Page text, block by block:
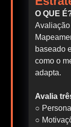
O QUE
baseado
como o
adapta.
Avalia
○
○